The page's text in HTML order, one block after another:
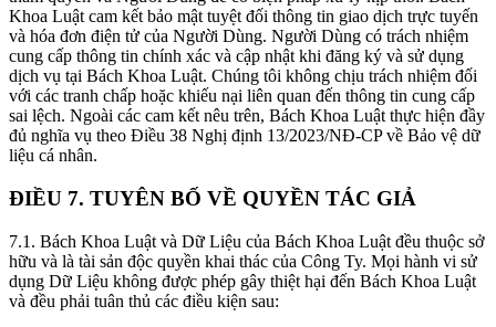
Khoa Luật cam kết bảo mật tuyệt đối thông tin giao dịch trực tuyến
và hóa đơn điện tử của Người Dùng. Người Dùng có trách nhiệm
cung cấp thông tin chính xác và cập nhật khi đăng ký và sử dụng
dịch vụ tại Bách Khoa Luật. Chúng tôi không chịu trách nhiệm đối
với các tranh chấp hoặc khiếu nại liên quan đến thông tin cung cấp
sai lệch. Ngoài các cam kết nêu trên, Bách Khoa Luật thực hiện đầy
đủ nghĩa vụ theo Điều 38 Nghị định 13/2023/NĐ-CP về Bảo vệ dữ
liệu cá nhân.
ĐIỀU 7. TUYÊN BỐ VỀ QUYỀN TÁC GIẢ
7.1. Bách Khoa Luật và Dữ Liệu của Bách Khoa Luật đều thuộc sở
hữu và là tài sản độc quyền khai thác của Công Ty. Mọi hành vi sử
dụng Dữ Liệu không được phép gây thiệt hại đến Bách Khoa Luật
và đều phải tuân thủ các điều kiện sau: